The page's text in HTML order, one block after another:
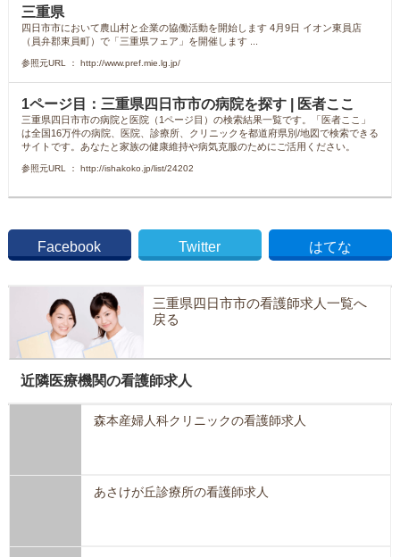
三重県
四日市市において農山村と企業の協働活動を開始します 4月9日 イオン東員店
（員弁郡東員町）で「三重県フェア」を開催します ...
参照元URL ： http://www.pref.mie.lg.jp/
1ページ目：三重県四日市市の病院を探す | 医者ここ
三重県四日市市の病院と医院（1ページ目）の検索結果一覧です。「医者ここ」
は全国16万件の病院、医院、診療所、クリニックを都道府県別/地図で検索できる
サイトです。あなたと家族の健康維持や病気克服のためにご活用ください。
参照元URL ： http://ishakoko.jp/list/24202
Facebook Twitter はてな
三重県四日市市の看護師求人一覧へ
戻る
近隣医療機関の看護師求人
森本産婦人科クリニックの看護師求人
あさけが丘診療所の看護師求人